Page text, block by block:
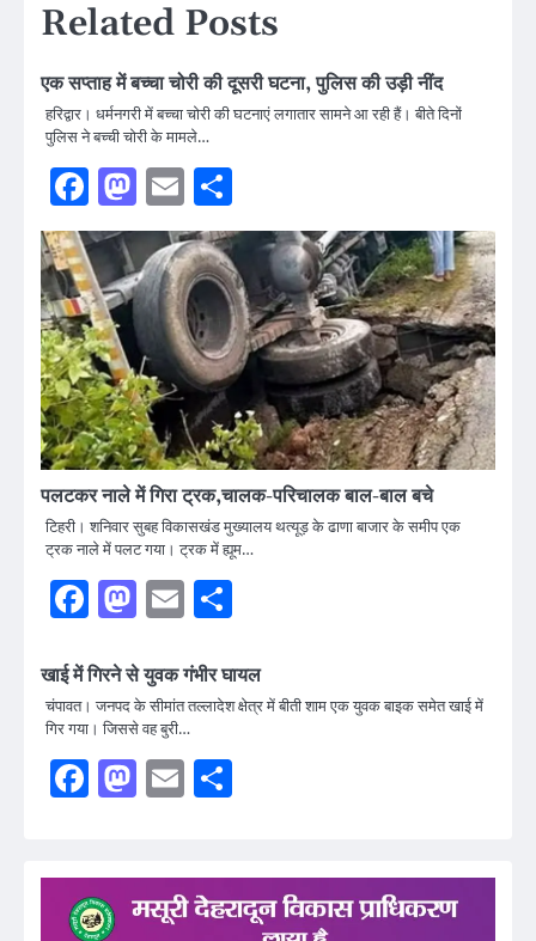
Related Posts
एक सप्ताह में बच्चा चोरी की दूसरी घटना, पुलिस की उड़ी नींद
हरिद्वार। धर्मनगरी में बच्चा चोरी की घटनाएं लगातार सामने आ रही हैं। बीते दिनों
पुलिस ने बच्ची चोरी के मामले…
Facebook
Mastodon
Email
पलटकर नाले में गिरा ट्रक,चालक-परिचालक बाल-बाल बचे
टिहरी। शनिवार सुबह विकासखंड मुख्यालय थत्यूड़ के ढाणा बाजार के समीप एक
ट्रक नाले में पलट गया। ट्रक में ह्यूम…
Facebook
Mastodon
Email
खाई में गिरने से युवक गंभीर घायल
चंपावत। जनपद के सीमांत तल्लादेश क्षेत्र में बीती शाम एक युवक बाइक समेत खाई में
गिर गया। जिससे वह बुरी…
Facebook
Mastodon
Email